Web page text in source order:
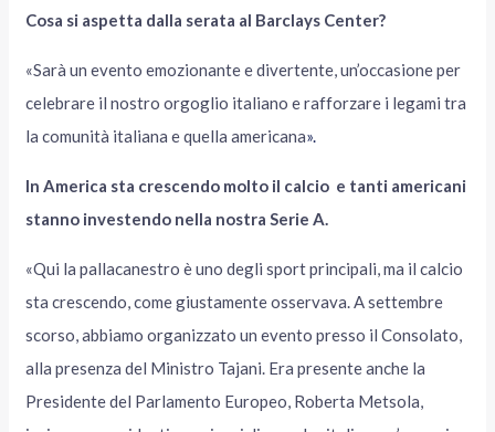
Cosa si aspetta dalla serata al Barclays Center?
«Sarà un evento emozionante e divertente, un’occasione per
celebrare il nostro orgoglio italiano e rafforzare i legami tra
la comunità italiana e quella americana».
In America sta crescendo molto il calcio e tanti americani
stanno investendo nella nostra Serie A.
«Qui la pallacanestro è uno degli sport principali, ma il calcio
sta crescendo, come giustamente osservava. A settembre
scorso, abbiamo organizzato un evento presso il Consolato,
alla presenza del Ministro Tajani. Era presente anche la
Presidente del Parlamento Europeo, Roberta Metsola,